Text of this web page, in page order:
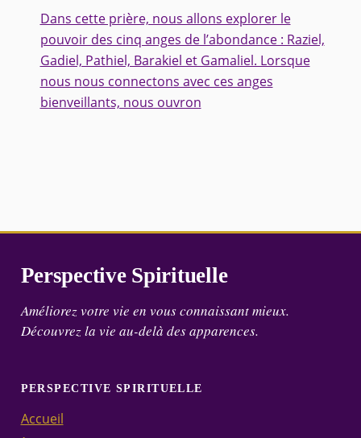
Dans cette prière, nous allons explorer le
pouvoir des cinq anges de l’abondance : Raziel,
Gadiel, Pathiel, Barakiel et Gamaliel. Lorsque
nous nous connectons avec ces anges
bienveillants, nous ouvron
Perspective Spirituelle
Améliorez votre vie en vous connaissant mieux.
Découvrez la vie au-delà des apparences.
PERSPECTIVE SPIRITUELLE
Accueil